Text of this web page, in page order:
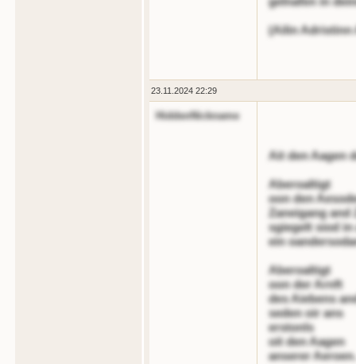
(Ailin Adristinn
23.11.2024 22:29
HiddenNickname
Ait den Aagen
Aberoaltigt
oon den
Zaneigang
sgiegelt siod in
ein
Aberoaltigt
oon der Arnft
des Aiebens
seden oir ans
erstonls
oit den Aagen
anserer Aeroen.